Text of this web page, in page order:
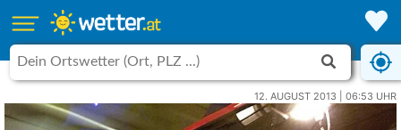
12. AUGUST 2013 | 06:53 UHR